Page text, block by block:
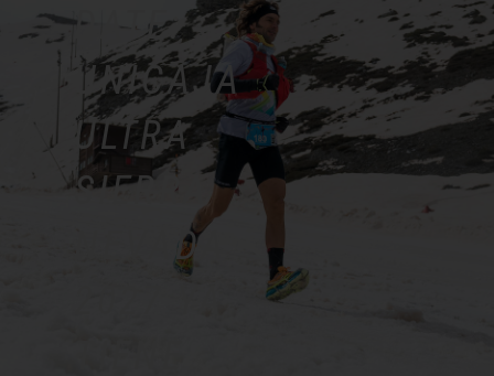
DATE:
UNICAJA
ULTRA
SIERRA
NEVADA